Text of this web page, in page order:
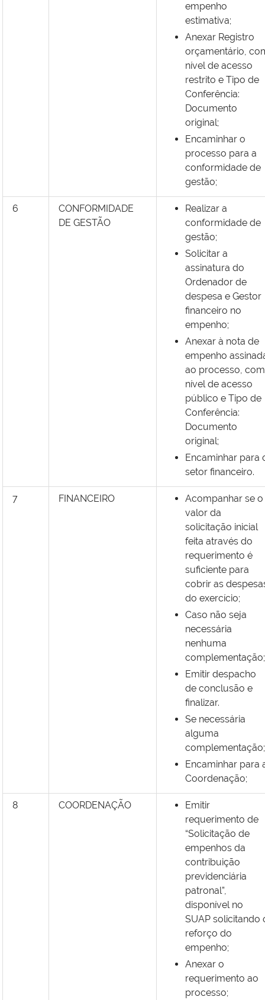
empenho
estimativa;
Anexar Registro
orçamentário,
nível de acesso
restrito e Tipo de
Conferência:
Documento
original;
Encaminhar o
processo para a
conformidade de
gestão;
6
CONFORMIDADE
DE GESTÃO
Realizar a
conformidade de
gestão;
Solicitar a
assinatura do
Ordenador de
despesa e Gestor
financeiro no
empenho;
Anexar à nota de
empenho
ao processo, com
nível de acesso
público e Tipo de
Conferência:
Documento
original;
Encaminhar para
setor financeiro.
7 FINANCEIRO
Acompanhar se o
valor da
solicitação inicial
feita através do
requerimento é
suficiente para
cobrir as
do exercício;
Caso não seja
necessária
nenhuma
complementação;
Emitir despacho
de conclusão e
finalizar.
Se necessária
alguma
complementação;
Encaminhar para
Coordenação;
8 COORDENAÇÃO
Emitir
requerimento de
“Solicitação de
empenhos da
contribuição
previdenciária
patronal”,
disponível no
SUAP solicitando
reforço do
empenho;
Anexar o
requerimento ao
processo;